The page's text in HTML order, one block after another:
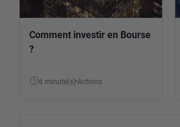
Comment investir en Bourse
?
6 minute(s) Actions